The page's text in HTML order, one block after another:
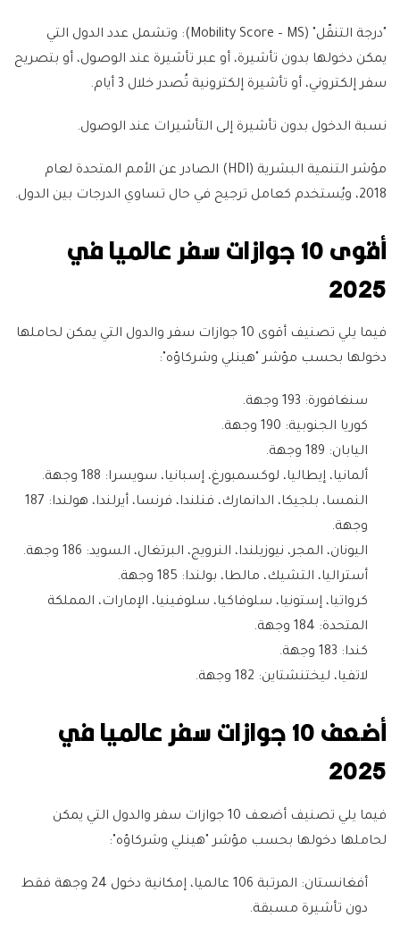
"درجة التنقّل" (Mobility Score – MS): وتشمل عدد الدول التي
يمكن دخولها بدون تأشيرة، أو عبر تأشيرة عند الوصول، أو بتصريح
سفر إلكتروني، أو تأشيرة إلكترونية تُصدر خلال 3 أيام.
نسبة الدخول بدون تأشيرة إلى التأشيرات عند الوصول.
مؤشر التنمية البشرية (HDI) الصادر عن الأمم المتحدة لعام
2018، ويُستخدم كعامل ترجيح في حال تساوي الدرجات بين الدول.
أقوى 10 جوازات سفر عالميا في
2025
فيما يلي تصنيف أقوى 10 جوازات سفر والدول التي يمكن لحاملها
دخولها بحسب مؤشر "هينلي وشركاؤه":
سنغافورة: 193 وجهة.
كوريا الجنوبية: 190 وجهة.
اليابان: 189 وجهة.
ألمانيا، إيطاليا، لوكسمبورغ، إسبانيا، سويسرا: 188 وجهة.
النمسا، بلجيكا، الدانمارك، فنلندا، فرنسا، أيرلندا، هولندا: 187
وجهة.
اليونان، المجر، نيوزيلندا، النرويج، البرتغال، السويد: 186 وجهة.
أستراليا، التشيك، مالطا، بولندا: 185 وجهة.
كرواتيا، إستونيا، سلوفاكيا، سلوفينيا، الإمارات، المملكة
المتحدة: 184 وجهة.
كندا: 183 وجهة.
لاتفيا، ليختنشتاين: 182 وجهة.
أضعف 10 جوازات سفر عالميا في
2025
فيما يلي تصنيف أضعف 10 جوازات سفر والدول التي يمكن
لحاملها دخولها بحسب مؤشر "هينلي وشركاؤه":
أفغانستان: المرتبة 106 عالميا، إمكانية دخول 24 وجهة فقط
دون تأشيرة مسبقة.